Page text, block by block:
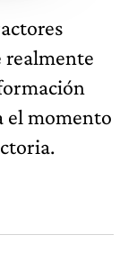
realmente
el momento